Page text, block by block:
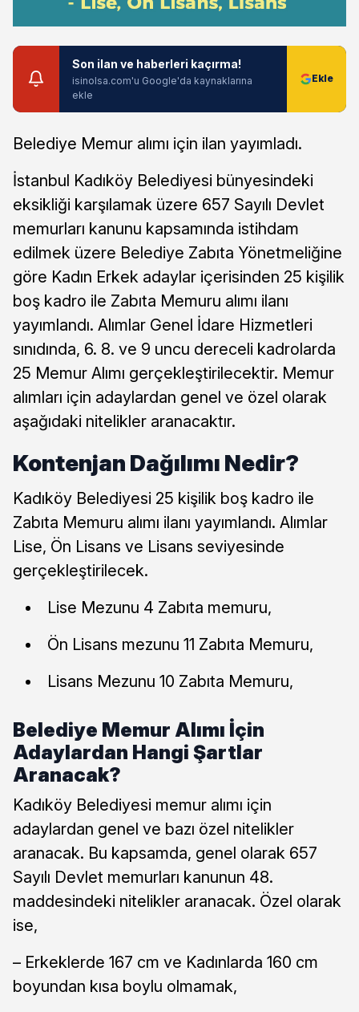
Son ilan ve haberleri kaçırma!
isinolsa.com'u Google'da kaynaklarına
ekle
Belediye Memur alımı için ilan yayımladı.
İstanbul Kadıköy Belediyesi bünyesindeki
eksikliği karşılamak üzere 657 Sayılı Devlet
memurları kanunu kapsamında istihdam
edilmek üzere Belediye Zabıta Yönetmeliğine
göre Kadın Erkek adaylar içerisinden 25 kişilik
boş kadro ile Zabıta Memuru alımı ilanı
yayımlandı. Alımlar Genel İdare Hizmetleri
sınıdında, 6. 8. ve 9 uncu dereceli kadrolarda
25 Memur Alımı gerçekleştirilecektir. Memur
alımları için adaylardan genel ve özel olarak
aşağıdaki nitelikler aranacaktır.
Kontenjan Dağılımı Nedir?
Kadıköy Belediyesi 25 kişilik boş kadro ile
Zabıta Memuru alımı ilanı yayımlandı. Alımlar
Lise, Ön Lisans ve Lisans seviyesinde
gerçekleştirilecek.
Lise Mezunu 4 Zabıta memuru,
Ön Lisans mezunu 11 Zabıta Memuru,
Lisans Mezunu 10 Zabıta Memuru,
Belediye Memur Alımı İçin
Adaylardan Hangi Şartlar
Aranacak?
Kadıköy Belediyesi memur alımı için
adaylardan genel ve bazı özel nitelikler
aranacak. Bu kapsamda, genel olarak 657
Sayılı Devlet memurları kanunun 48.
maddesindeki nitelikler aranacak. Özel olarak
ise,
– Erkeklerde 167 cm ve Kadınlarda 160 cm
boyundan kısa boylu olmamak,